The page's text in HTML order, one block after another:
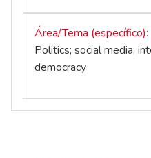
Área/Tema (específico)
Politics; social media;
democracy